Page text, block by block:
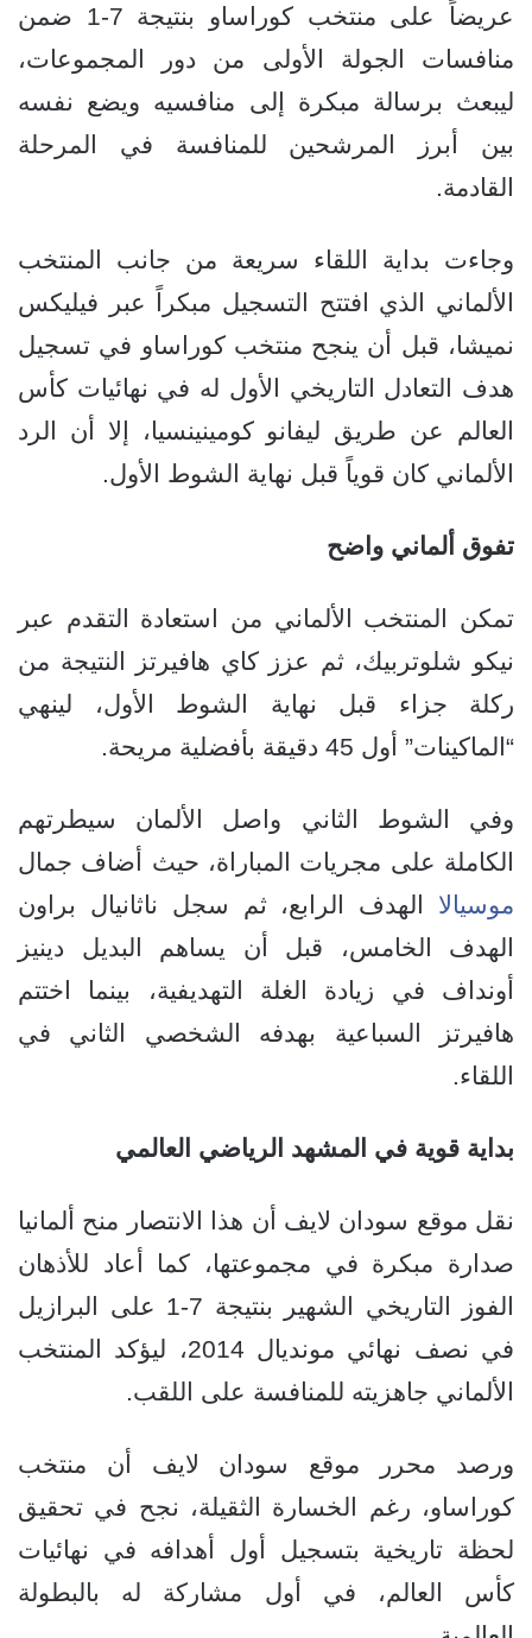
عريضاً على منتخب كوراساو بنتيجة 7-1 ضمن
منافسات الجولة الأولى من دور المجموعات،
ليبعث برسالة مبكرة إلى منافسيه ويضع نفسه
بين أبرز المرشحين للمنافسة في المرحلة
القادمة.
وجاءت بداية اللقاء سريعة من جانب المنتخب
الألماني الذي افتتح التسجيل مبكراً عبر فيليكس
نميشا، قبل أن ينجح منتخب كوراساو في تسجيل
هدف التعادل التاريخي الأول له في نهائيات كأس
العالم عن طريق ليفانو كومينينسيا، إلا أن الرد
الألماني كان قوياً قبل نهاية الشوط الأول.
تفوق ألماني واضح
تمكن المنتخب الألماني من استعادة التقدم عبر
نيكو شلوتربيك، ثم عزز كاي هافيرتز النتيجة من
ركلة جزاء قبل نهاية الشوط الأول، لينهي
“الماكينات” أول 45 دقيقة بأفضلية مريحة.
وفي الشوط الثاني واصل الألمان سيطرتهم
الكاملة على مجريات المباراة، حيث أضاف جمال
موسيالا الهدف الرابع، ثم سجل ناثانيال براون
الهدف الخامس، قبل أن يساهم البديل دينيز
أونداف في زيادة الغلة التهديفية، بينما اختتم
هافيرتز السباعية بهدفه الشخصي الثاني في
اللقاء.
بداية قوية في المشهد الرياضي العالمي
نقل موقع سودان لايف أن هذا الانتصار منح ألمانيا
صدارة مبكرة في مجموعتها، كما أعاد للأذهان
الفوز التاريخي الشهير بنتيجة 7-1 على البرازيل
في نصف نهائي مونديال 2014، ليؤكد المنتخب
الألماني جاهزيته للمنافسة على اللقب.
ورصد محرر موقع سودان لايف أن منتخب
كوراساو، رغم الخسارة الثقيلة، نجح في تحقيق
لحظة تاريخية بتسجيل أول أهدافه في نهائيات
كأس العالم، في أول مشاركة له بالبطولة